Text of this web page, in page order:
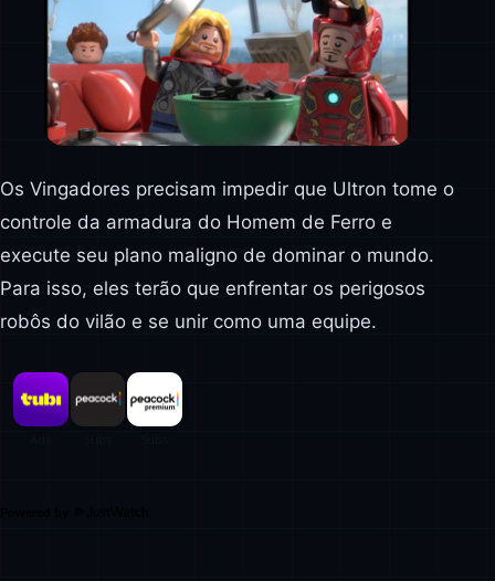
Os Vingadores precisam impedir que Ultron tome o
controle da armadura do Homem de Ferro e
execute seu plano maligno de dominar o mundo.
Para isso, eles terão que enfrentar os perigosos
robôs do vilão e se unir como uma equipe.